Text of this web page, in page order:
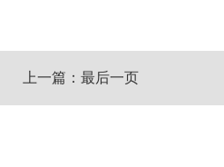
上一篇：最后一页